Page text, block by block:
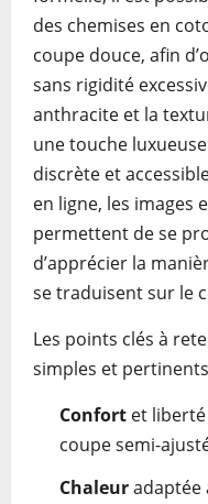
des chemises en
coupe douce, afin
sans rigidité
anthracite et la
une touche
discrète et
en ligne, les images
permettent de se
d’apprécier la
se traduisent sur le
Les points clés à
simples et
Confort et
coupe semi-
Chaleuradaptée